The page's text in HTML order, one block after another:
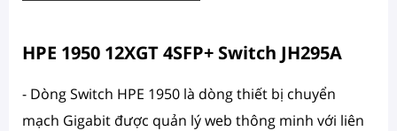
HPE 1950 12XGT 4SFP+ Switch JH295A
- Dòng Switch HPE 1950 là dòng thiết bị chuyển
mạch Gigabit được quản lý web thông minh với liên